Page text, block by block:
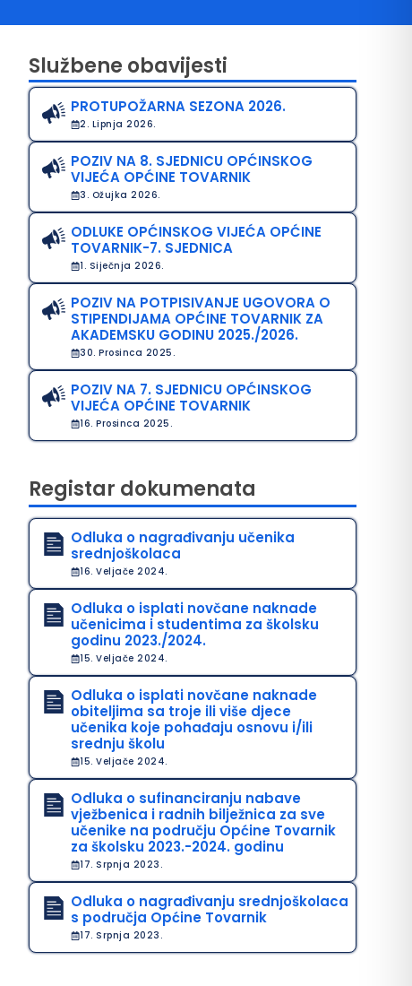
Pravo na pristup informacijama
Izjava o pristupačnosti
Pravila privatnosti
Službene obavijesti
PROTUPOŽARNA SEZONA 2026.
2. Lipnja 2026.
POZIV NA 8. SJEDNICU OPĆINSKOG
VIJEĆA OPĆINE TOVARNIK
3. Ožujka 2026.
ODLUKE OPĆINSKOG VIJEĆA OPĆINE
TOVARNIK-7. SJEDNICA
1. Siječnja 2026.
POZIV NA POTPISIVANJE UGOVORA O
STIPENDIJAMA OPĆINE TOVARNIK ZA
AKADEMSKU GODINU 2025./2026.
30. Prosinca 2025.
POZIV NA 7. SJEDNICU OPĆINSKOG
VIJEĆA OPĆINE TOVARNIK
16. Prosinca 2025.
Registar dokumenata
Odluka o nagrađivanju učenika
srednjoškolaca
16. Veljače 2024.
Odluka o isplati novčane naknade
učenicima i studentima za školsku
godinu 2023./2024.
15. Veljače 2024.
Odluka o isplati novčane naknade
obiteljima sa troje ili više djece
učenika koje pohađaju osnovu i/ili
srednju školu
15. Veljače 2024.
Odluka o sufinanciranju nabave
vježbenica i radnih bilježnica za sve
učenike na području Općine Tovarnik
za školsku 2023.-2024. godinu
17. Srpnja 2023.
Odluka o nagrađivanju srednjoškolaca
s područja Općine Tovarnik
17. Srpnja 2023.